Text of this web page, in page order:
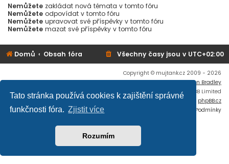
Tato stránka používá cookies k zajištění správné
funkčnosti fóra. Zjistit více
Rozumím
Nemůžete zakládat nová témata v tomto fóru
Nemůžete odpovídat v tomto fóru
Nemůžete upravovat své příspěvky v tomto fóru
Nemůžete mazat své příspěvky v tomto fóru
Domů Obsah fóra Všechny časy jsou v UTC+02:00
Copyright © mujtank.cz 2009 - 2026
Flat Style byIan Bradley
Založeno na
phpBB
® Forum Software © phpBB Limited
Český překlad – phpBB.cz
Podmínky